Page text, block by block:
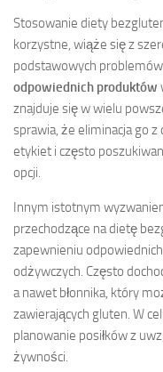
Stosowanie diety
korzystne, wiąże się z
podstawowych
odpowiednich produktów
znajduje się w wielu
sprawia, że eliminacja go
etykiet i często
opcji.
Innym istotnym
przechodzące na dietę
zapewnieniu
odżywczych. Często
a nawet błonnika, który
zawierających gluten. W
planowanie posiłków z
żywności.